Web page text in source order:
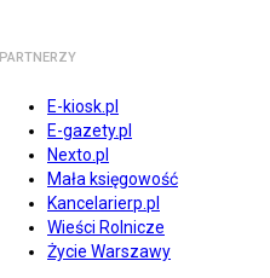
PARTNERZY
E-kiosk.pl
E-gazety.pl
Nexto.pl
Mała księgowość
Kancelarierp.pl
Wieści Rolnicze
Życie Warszawy